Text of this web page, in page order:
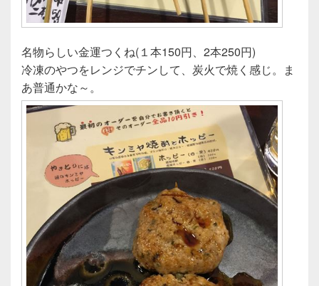
名物らしい金運つくね(１本150円、2本250円)
冷凍のやつをレンジでチンして、炭火で焼く感じ。ま
あ普通かな～。